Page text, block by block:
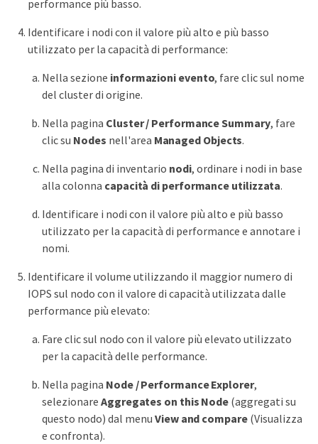
performance più basso.
Identificare i nodi con il valore più alto e più basso
utilizzato per la capacità di performance:
Nella sezione informazioni evento, fare clic sul nome
del cluster di origine.
Nella pagina Cluster / Performance Summary, fare
clic su Nodes nell'area Managed Objects.
Nella pagina di inventario nodi, ordinare i nodi in base
alla colonna capacità di performance utilizzata.
Identificare i nodi con il valore più alto e più basso
utilizzato per la capacità di performance e annotare i
nomi.
Identificare il volume utilizzando il maggior numero di
IOPS sul nodo con il valore di capacità utilizzata dalle
performance più elevato:
Fare clic sul nodo con il valore più elevato utilizzato
per la capacità delle performance.
Nella pagina Node / Performance Explorer,
selezionare Aggregates on this Node (aggregati su
questo nodo) dal menu View and compare(Visualizza
e confronta).